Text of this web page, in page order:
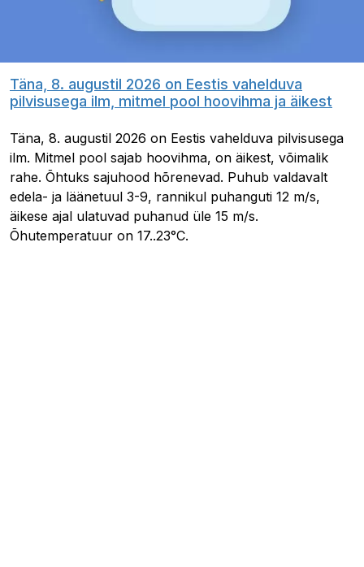
Täna, 8. augustil 2026 on Eestis vahelduva
pilvisusega ilm, mitmel pool hoovihma ja äikest
Täna, 8. augustil 2026 on Eestis vahelduva pilvisusega
ilm. Mitmel pool sajab hoovihma, on äikest, võimalik
rahe. Õhtuks sajuhood hõrenevad. Puhub valdavalt
edela- ja läänetuul 3-9, rannikul puhanguti 12 m/s,
äikese ajal ulatuvad puhanud üle 15 m/s.
Õhutemperatuur on 17..23°C.